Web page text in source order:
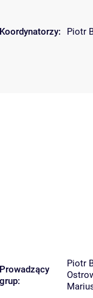
Koordynatorzy: Piotr
Prowadzący
grup:
Piotr